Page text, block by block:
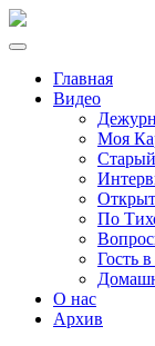
Главная
Видео
Моя
По
Гость
О нас
Архив